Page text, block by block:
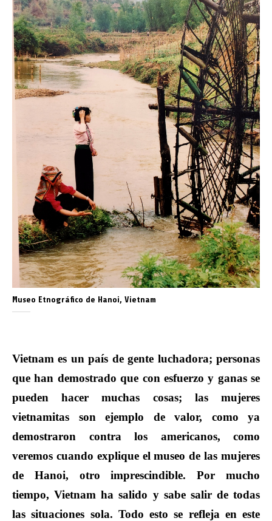
Museo Etnográfico de Hanoi, Vietnam
Vietnam es un país de gente luchadora; personas
que han demostrado que con esfuerzo y ganas se
pueden hacer muchas cosas; las mujeres
vietnamitas son ejemplo de valor, como ya
demostraron contra los americanos, como
veremos cuando explique el museo de las mujeres
de Hanoi, otro imprescindible. Por mucho
tiempo, Vietnam ha salido y sabe salir de todas
las situaciones sola. Todo esto se refleja en este